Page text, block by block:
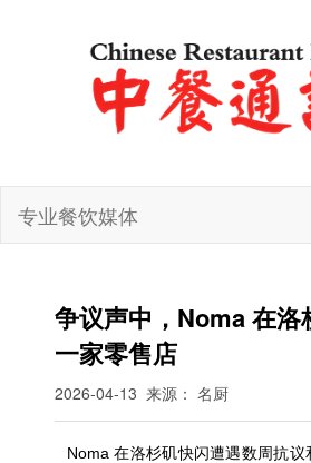
专业餐饮媒体
争议声中，Noma 在洛
一家零售店
2026-04-13 来源： 名厨
Noma 在洛杉矶快闪遭遇数周抗